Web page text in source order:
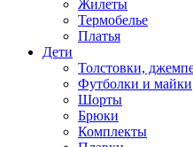
Жилеты
Термобелье
Платья
Дети
Толстовки,
Футболки и майки
Шорты
Брюки
Комплекты